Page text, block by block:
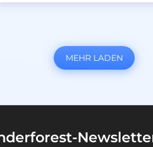
MEHR LADEN